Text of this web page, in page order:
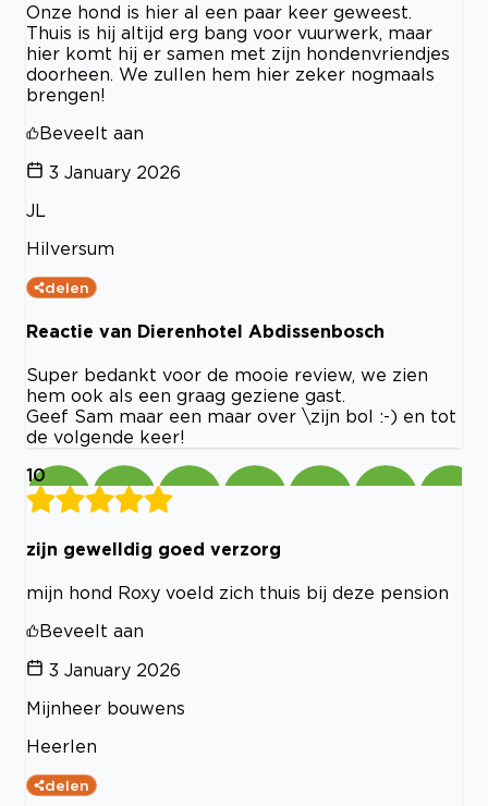
Onze hond is hier al een paar keer geweest.
Thuis is hij altijd erg bang voor vuurwerk, maar
hier komt hij er samen met zijn hondenvriendjes
doorheen. We zullen hem hier zeker nogmaals
brengen!
Beveelt aan
3 January 2026
JL
Hilversum
delen
Reactie van Dierenhotel Abdissenbosch
Super bedankt voor de mooie review, we zien
hem ook als een graag geziene gast.
Geef Sam maar een maar over \zijn bol :-) en tot
de volgende keer!
10
zijn gewelldig goed verzorg
mijn hond Roxy voeld zich thuis bij deze pension
Beveelt aan
3 January 2026
Mijnheer bouwens
Heerlen
delen